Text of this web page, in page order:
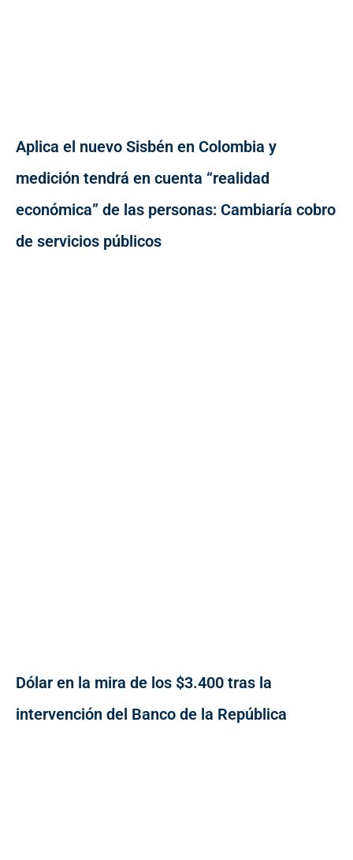
Aplica el nuevo Sisbén en Colombia y
medición tendrá en cuenta “realidad
económica” de las personas: Cambiaría cobro
de servicios públicos
Dólar en la mira de los $3.400 tras la
intervención del Banco de la República